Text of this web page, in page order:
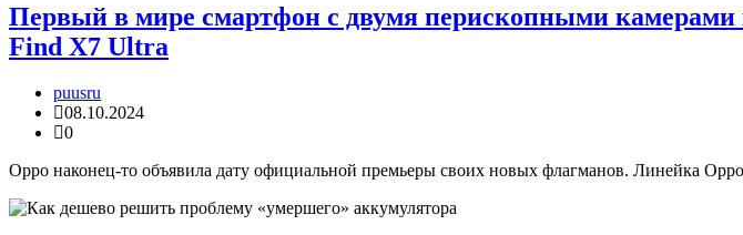
Первый в мире смартфон с двумя перископными камерами
Find X7 Ultra
puusru
08.10.2024
0
Oppo наконец-то объявила дату официальной премьеры своих новых флагманов. Линейка